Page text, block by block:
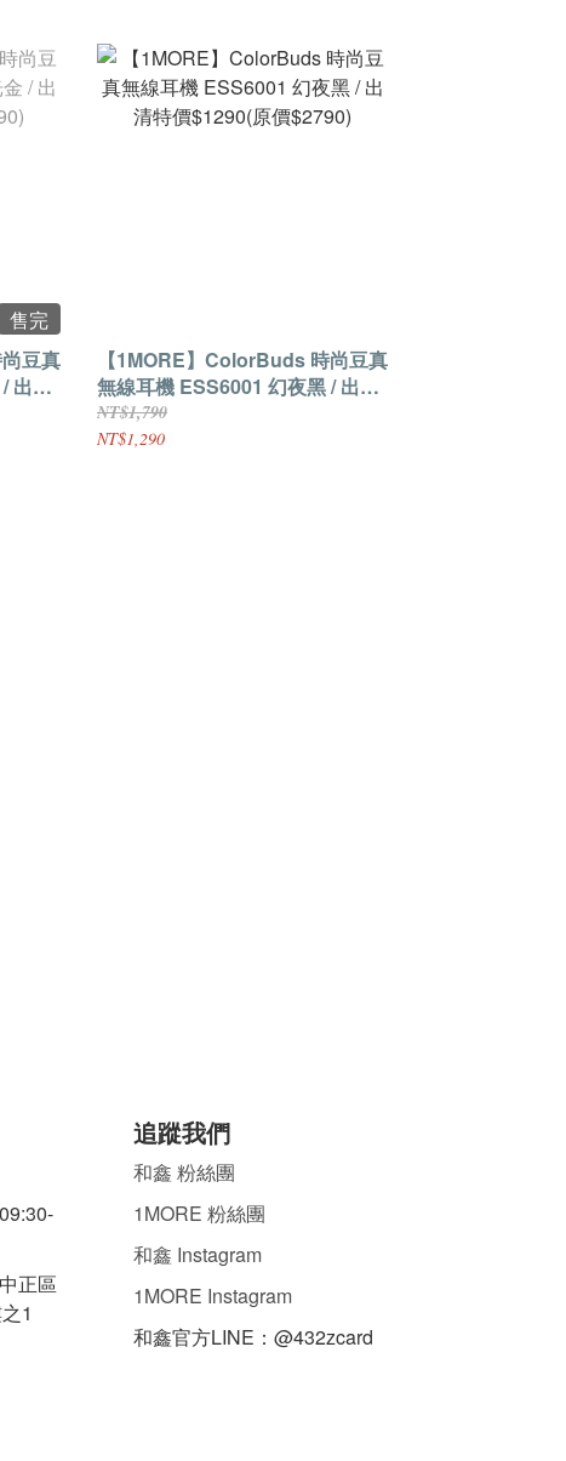
售完
豆真
出清
【1MORE】ColorBuds 時尚豆真
無線耳機 ESS6001 幻夜黑 / 出清
特價$1290(原價$2790)
NT$1,790
NT$1,290
正區
1
追蹤我們
和鑫 粉絲團
1MORE 粉絲團
和鑫 Instagram
1MORE Instagram
和鑫官方LINE：@432zcard